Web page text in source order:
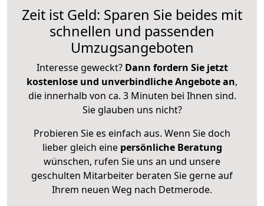
Zeit ist Geld: Sparen Sie beides mit
schnellen und passenden
Umzugsangeboten
Interesse geweckt? Dann fordern Sie jetzt
kostenlose und unverbindliche Angebote an,
die innerhalb von ca. 3 Minuten bei Ihnen sind.
Sie glauben uns nicht?
Probieren Sie es einfach aus. Wenn Sie doch
lieber gleich eine persönliche Beratung
wünschen, rufen Sie uns an und unsere
geschulten Mitarbeiter beraten Sie gerne auf
Ihrem neuen Weg nach Detmerode.